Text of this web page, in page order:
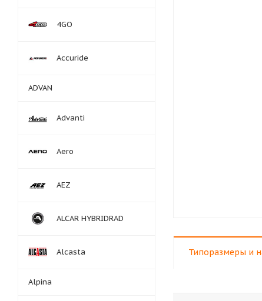
Типоразмеры и
4GO
Accuride
ADVAN
Advanti
Aero
AEZ
ALCAR HYBRIDRAD
Alcasta
Alpina